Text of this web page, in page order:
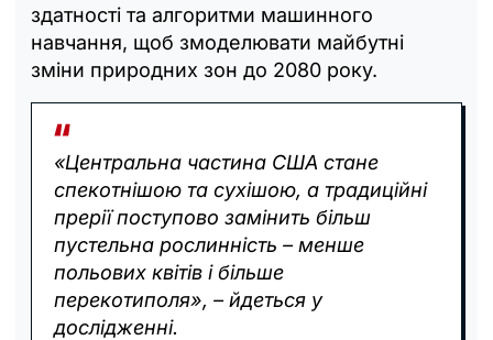
здатності та алгоритми машинного
навчання, щоб змоделювати майбутні
зміни природних зон до 2080 року.
«Центральна частина США стане
спекотнішою та сухішою, а традиційні
прерії поступово замінить більш
пустельна рослинність – менше
польових квітів і більше
перекотиполя», – йдеться у
дослідженні.